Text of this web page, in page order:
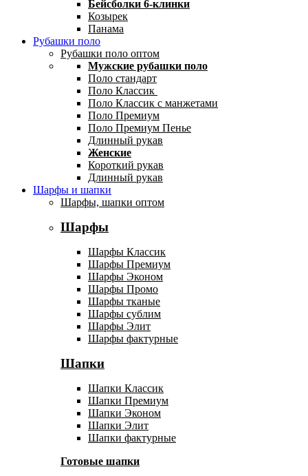
Бейсболки 6-клинки
Козырек
Панама
Рубашки поло
Рубашки поло оптом
Мужские рубашки поло
Поло стандарт
Поло Классик
Поло Классик с манжетами
Поло Премиум
Поло Премиум Пенье
Длинный рукав
Женские
Короткий рукав
Длинный рукав
Шарфы и шапки
Шарфы, шапки оптом
Шарфы
Шарфы Классик
Шарфы Премиум
Шарфы Эконом
Шарфы Промо
Шарфы тканые
Шарфы сублим
Шарфы Элит
Шарфы фактурные
Шапки
Шапки Классик
Шапки Премиум
Шапки Эконом
Шапки Элит
Шапки фактурные
Готовые шапки